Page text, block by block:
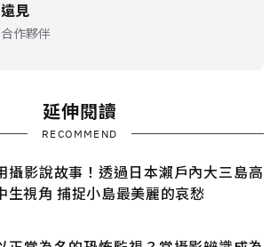
遠見
合作夥伴
延伸閱讀
RECOMMEND
攝影說故事！透過日本瀨戶內大三島高
生視角 捕捉小島最美麗的哀愁